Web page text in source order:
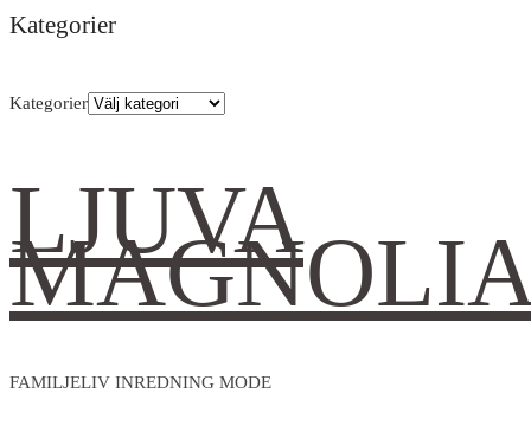
Kategorier
Kategorier
LJUVA
FAMILJELIV INREDNING MODE